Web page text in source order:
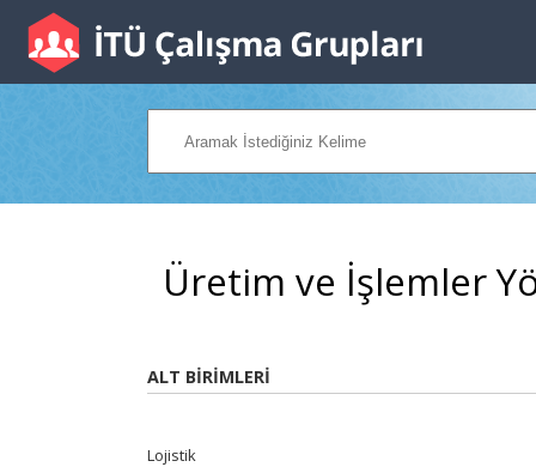
Üretim ve İşlemler
ALT BİRİMLERİ
Lojistik